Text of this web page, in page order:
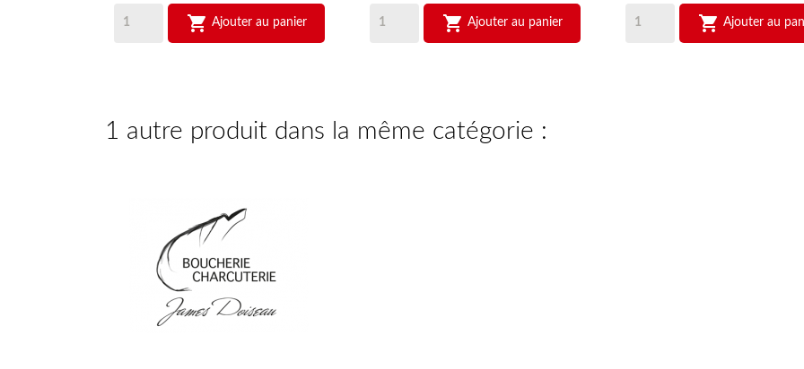
 Ajouter au panier  Ajouter au panier  Ajouter au
1 autre produit dans la même catégorie :